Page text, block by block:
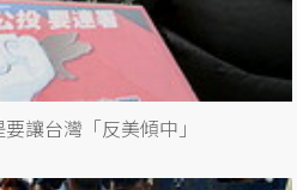
讓台灣「反美傾中」